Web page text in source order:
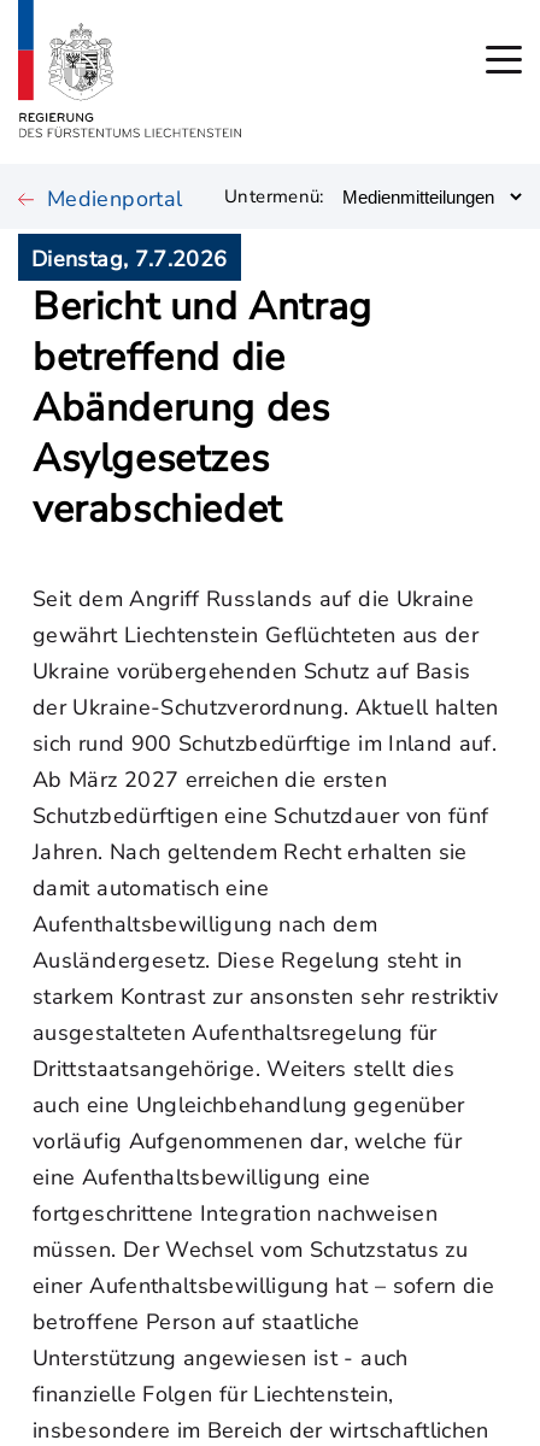
Medienportal Untermenü:
Dienstag, 7.7.2026
Bericht und Antrag
betreffend die
Abänderung des
Asylgesetzes
verabschiedet
Seit dem Angriff Russlands auf die Ukraine
gewährt Liechtenstein Geflüchteten aus der
Ukraine vorübergehenden Schutz auf Basis
der Ukraine‑Schutzverordnung. Aktuell halten
sich rund 900 Schutzbedürftige im Inland auf.
Ab März 2027 erreichen die ersten
Schutzbedürftigen eine Schutzdauer von fünf
Jahren. Nach geltendem Recht erhalten sie
damit automatisch eine
Aufenthaltsbewilligung nach dem
Ausländergesetz. Diese Regelung steht in
starkem Kontrast zur ansonsten sehr restriktiv
ausgestalteten Aufenthaltsregelung für
Drittstaatsangehörige. Weiters stellt dies
auch eine Ungleichbehandlung gegenüber
vorläufig Aufgenommenen dar, welche für
eine Aufenthaltsbewilligung eine
fortgeschrittene Integration nachweisen
müssen. Der Wechsel vom Schutzstatus zu
einer Aufenthaltsbewilligung hat – sofern die
betroffene Person auf staatliche
Unterstützung angewiesen ist - auch
finanzielle Folgen für Liechtenstein,
insbesondere im Bereich der wirtschaftlichen